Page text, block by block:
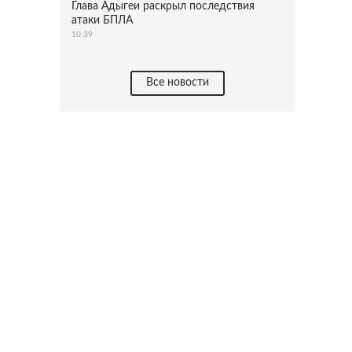
Глава Адыгеи раскрыл последствия
атаки БПЛА
10:39
Все новости